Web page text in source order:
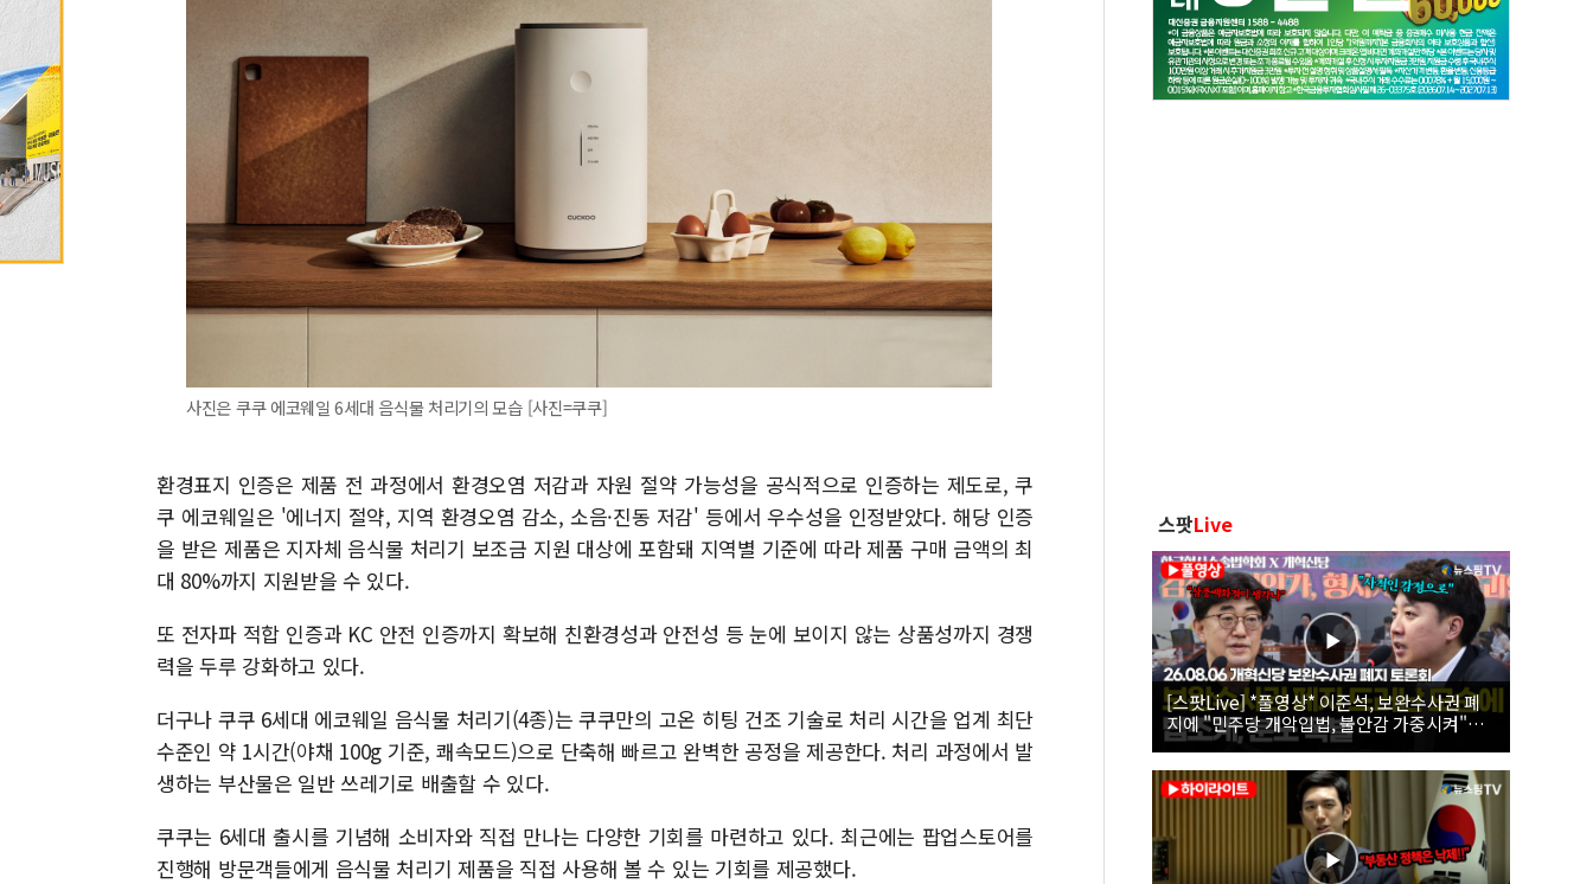
사진은 쿠쿠 에코웨일 6세대 음식물 처리기의 모습 [사진=쿠쿠]
환경표지 인증은 제품 전 과정에서 환경오염 저감과 자원 절약 가능성을 공식적으로 인증하는 제도로, 쿠
쿠 에코웨일은 '에너지 절약, 지역 환경오염 감소, 소음·진동 저감' 등에서 우수성을 인정받았다. 해당 인증
을 받은 제품은 지자체 음식물 처리기 보조금 지원 대상에 포함돼 지역별 기준에 따라 제품 구매 금액의 최
대 80%까지 지원받을 수 있다.
또 전자파 적합 인증과 KC 안전 인증까지 확보해 친환경성과 안전성 등 눈에 보이지 않는 상품성까지 경쟁
력을 두루 강화하고 있다.
더구나 쿠쿠 6세대 에코웨일 음식물 처리기(4종)는 쿠쿠만의 고온 히팅 건조 기술로 처리 시간을 업계 최단
수준인 약 1시간(야채 100g 기준, 쾌속모드)으로 단축해 빠르고 완벽한 공정을 제공한다. 처리 과정에서 발
생하는 부산물은 일반 쓰레기로 배출할 수 있다.
쿠쿠는 6세대 출시를 기념해 소비자와 직접 만나는 다양한 기회를 마련하고 있다. 최근에는 팝업스토어를
진행해 방문객들에게 음식물 처리기 제품을 직접 사용해 볼 수 있는 기회를 제공했다.
스팟Live
[스팟Live] *풀영상* 이준석, 보완수사권 폐
지에 "민주당 개악입법, 불안감 가중시켜"｜
26.08.06 개혁신당 보완수사권 폐지 토론회